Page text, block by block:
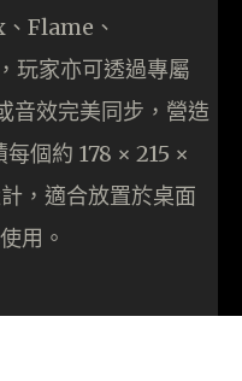
Flame、
家亦可透過專屬
音效完美同步，營造
個約 178 × 215 ×
，適合放置於桌面
用。